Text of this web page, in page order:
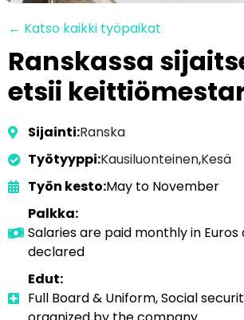
← Katso kaikki työpaikat
Ranskassa
etsii
Sijainti:Ranska
Työtyyppi:Kausiluonteinen,Kesä
Työn kesto:May to November
Palkka:
Salaries are paid monthly in
declared
Edut:
Full Board & Uniform, Social